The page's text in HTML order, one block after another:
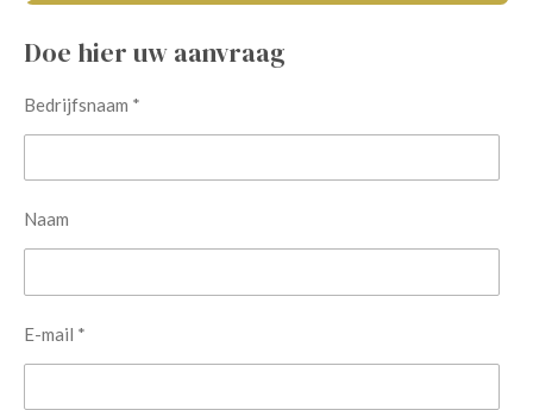
Doe hier uw aanvraag
Bedrijfsnaam *
Naam
E-mail *